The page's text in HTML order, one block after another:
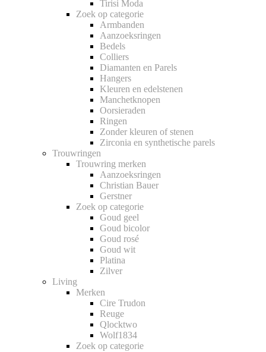
Tirisi Moda
Zoek op categorie
Armbanden
Aanzoeksringen
Bedels
Colliers
Diamanten en Parels
Hangers
Kleuren en edelstenen
Manchetknopen
Oorsieraden
Ringen
Zonder kleuren of stenen
Zirconia en synthetische parels
Trouwringen
Trouwring merken
Aanzoeksringen
Christian Bauer
Gerstner
Zoek op categorie
Goud geel
Goud bicolor
Goud rosé
Goud wit
Platina
Zilver
Living
Merken
Cire Trudon
Reuge
Qlocktwo
Wolf1834
Zoek op categorie